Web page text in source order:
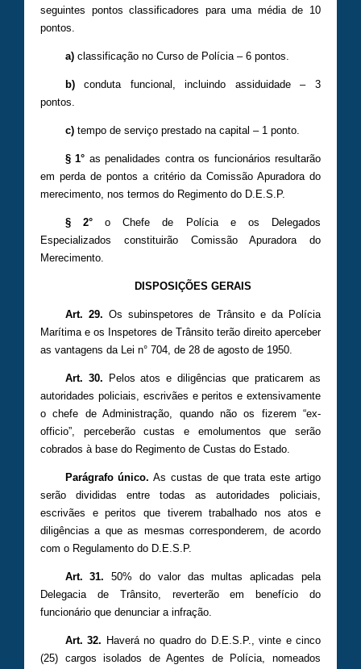
seguintes pontos classificadores para uma média de 10
pontos.
a)classificação no Curso de Polícia – 6 pontos.
b)conduta funcional, incluindo assiduidade – 3
pontos.
c)tempo de serviço prestado na capital – 1 ponto.
§ 1° as penalidades contra os funcionários resultarão
em perda de pontos a critério da Comissão Apuradora do
merecimento, nos termos do Regimento do D.E.S.P.
§ 2°o Chefe de Polícia e os Delegados
Especializados constituirão Comissão Apuradora do
Merecimento.
DISPOSIÇÕES GERAIS
Art. 29. Os subinspetores de Trânsito e da Polícia
Marítima e os Inspetores de Trânsito terão direito aperceber
as vantagens da Lei n° 704, de 28 de agosto de 1950.
Art. 30. Pelos atos e diligências que praticarem as
autoridades policiais, escrivães e peritos e extensivamente
o chefe de Administração, quando não os fizerem “ex-
officio”, perceberão custas e emolumentos que serão
cobrados à base do Regimento de Custas do Estado.
Parágrafo único. As custas de que trata este artigo
serão divididas entre todas as autoridades policiais,
escrivães e peritos que tiverem trabalhado nos atos e
diligências a que as mesmas corresponderem, de acordo
com o Regulamento do D.E.S.P.
Art. 31. 50% do valor das multas aplicadas pela
Delegacia de Trânsito, reverterão em benefício do
funcionário que denunciar a infração.
Art. 32. Haverá no quadro do D.E.S.P., vinte e cinco
(25) cargos isolados de Agentes de Polícia, nomeados